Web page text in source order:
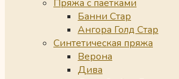
Пряжа с паетками
Банни Стар
Ангора Голд Стар
Синтетическая пряжа
Верона
Дива